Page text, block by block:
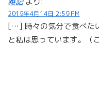
2019年4月14日 2:59 PM
[…] 時々の気分で食べた
と私は思っています。